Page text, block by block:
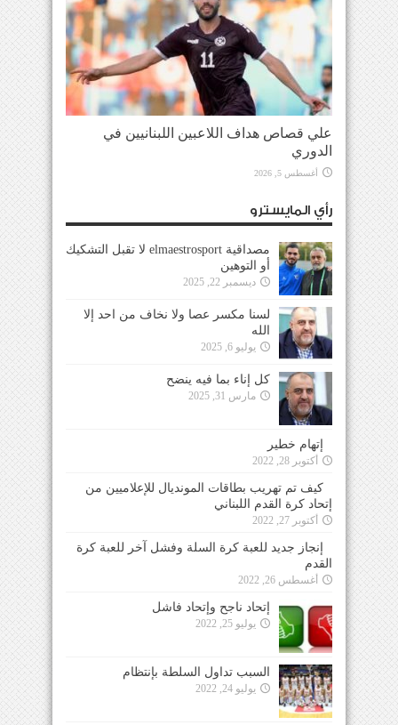
علي قصاص هداف اللاعبين اللبنانيين في
الدوري
أغسطس 5, 2026
رأي المايسترو
مصداقية elmaestrosport لا تقبل التشكيك
أو التوهين
ديسمبر 22, 2025
لسنا مكسر عصا ولا نخاف من احد إلا
الله
يوليو 6, 2025
كل إناء بما فيه ينضح
مارس 31, 2025
إتهام خطير
أكتوبر 28, 2022
كيف تم تهريب بطاقات المونديال للإعلاميين من
إتحاد كرة القدم اللبناني
أكتوبر 27, 2022
إنجاز جديد للعبة كرة السلة وفشل آخر للعبة كرة
القدم
أغسطس 26, 2022
إتحاد ناجح وإتحاد فاشل
يوليو 25, 2022
السبب تداول السلطة بإنتظام
يوليو 24, 2022